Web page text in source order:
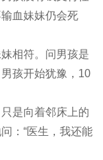
血妹妹仍会死
相符。问男孩是
孩开始犹豫，10
是向着邻床上的
：“医生，我还能